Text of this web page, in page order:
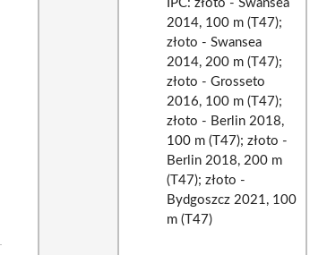
IPC: złoto - Swansea
2014, 100 m (T47);
złoto - Swansea
2014, 200 m (T47);
złoto - Grosseto
2016, 100 m (T47);
złoto - Berlin 2018,
100 m (T47); złoto -
Berlin 2018, 200 m
(T47); złoto -
Bydgoszcz 2021, 100
m (T47)